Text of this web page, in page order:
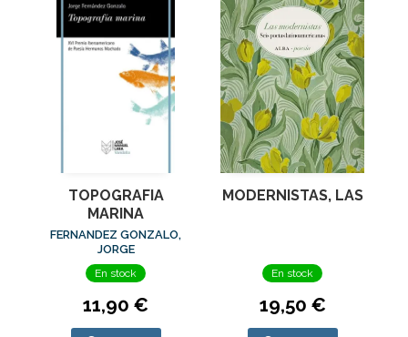
TOPOGRAFIA
MARINA
FERNANDEZ GONZALO,
JORGE
En stock
11,90 €
MODERNISTAS, LAS
En stock
19,50 €